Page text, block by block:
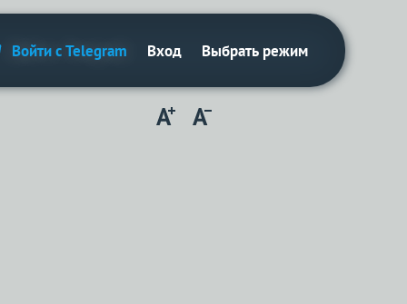
Войти с Telegram Вход Выбрать режим